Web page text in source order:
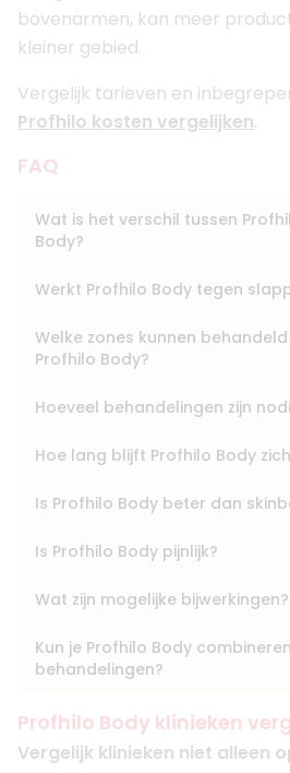
bovenarmen, kan meer
kleiner gebied.
Vergelijk tarieven en
Profhilo kosten vergelijken.
FAQ
Wat is het verschil tussen
Body?
Werkt Profhilo Body tegen
Welke zones kunnen
Profhilo Body?
Hoeveel behandelingen zijn
Hoe lang blijft Profhilo Body
Is Profhilo Body beter dan
Is Profhilo Body pijnlijk?
Wat zijn mogelijke bijwerkingen?
Kun je Profhilo Body
behandelingen?
Profhilo Body klinieken
Vergelijk klinieken niet alleen